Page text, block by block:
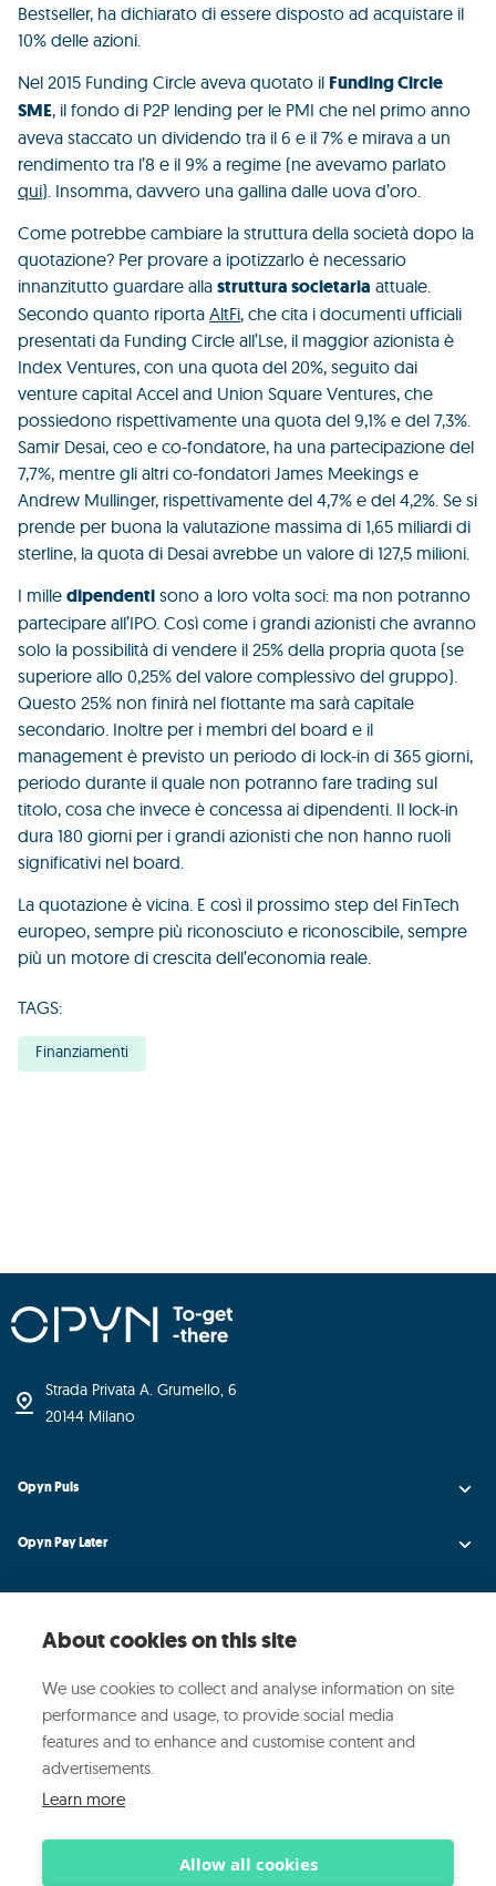
Bestseller, ha dichiarato di essere disposto ad acquistare il
10% delle azioni.
Nel 2015 Funding Circle aveva quotato il Funding Circle
SME, il fondo di P2P lending per le PMI che nel primo anno
aveva staccato un dividendo tra il 6 e il 7% e mirava a un
rendimento tra l’8 e il 9% a regime (ne avevamo parlato
qui). Insomma, davvero una gallina dalle uova d’oro.
Come potrebbe cambiare la struttura della società dopo la
quotazione? Per provare a ipotizzarlo è necessario
innanzitutto guardare alla struttura societaria attuale.
Secondo quanto riporta AltFi, che cita i documenti ufficiali
presentati da Funding Circle all’Lse, il maggior azionista è
Index Ventures, con una quota del 20%, seguito dai
venture capital Accel and Union Square Ventures, che
possiedono rispettivamente una quota del 9,1% e del 7,3%.
Samir Desai, ceo e co-fondatore, ha una partecipazione del
7,7%, mentre gli altri co-fondatori James Meekings e
Andrew Mullinger, rispettivamente del 4,7% e del 4,2%. Se si
prende per buona la valutazione massima di 1,65 miliardi di
sterline, la quota di Desai avrebbe un valore di 127,5 milioni.
I mille dipendenti sono a loro volta soci: ma non potranno
partecipare all’IPO. Così come i grandi azionisti che avranno
solo la possibilità di vendere il 25% della propria quota (se
superiore allo 0,25% del valore complessivo del gruppo).
Questo 25% non finirà nel flottante ma sarà capitale
secondario. Inoltre per i membri del board e il
management è previsto un periodo di lock-in di 365 giorni,
periodo durante il quale non potranno fare trading sul
titolo, cosa che invece è concessa ai dipendenti. Il lock-in
dura 180 giorni per i grandi azionisti che non hanno ruoli
significativi nel board.
La quotazione è vicina. E così il prossimo step del FinTech
europeo, sempre più riconosciuto e riconoscibile, sempre
più un motore di crescita dell’economia reale.
TAGS:
Finanziamenti
Strada Privata A. Grumello, 6
20144 Milano
Opyn Puls
Opyn Pay Later
Opyn Universe
Opyn Credit AI
Opyn
Media ed Eventi
About cookies on this site
We use cookies to collect and analyse information on site
performance and usage, to provide social media
features and to enhance and customise content and
advertisements.
Learn more
Allow all cookies